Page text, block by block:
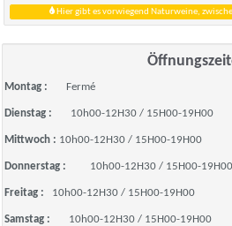
Hier gibt es vorwiegend Naturweine,
Montag : Fermé
Dienstag : 10h00-12H30 / 15H00-19H00
Mittwoch : 10h00-12H30 / 15H00-19H00
Donnerstag : 10h00-12H30 / 15H00-19H00
Freitag : 10h00-12H30 / 15H00-19H00
Samstag : 10h00-12H30 / 15H00-19H00